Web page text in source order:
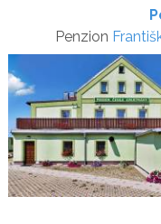
Penzion